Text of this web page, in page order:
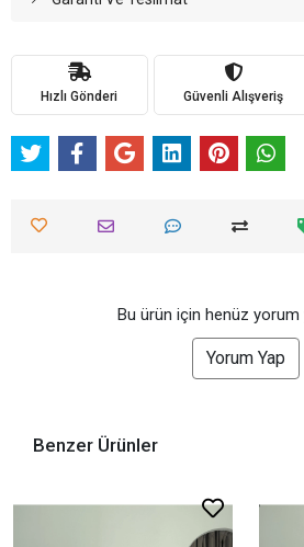
Hızlı Gönderi Güvenli Alışveriş
Bu ürün için henüz yorum
Yorum Yap
Benzer Ürünler